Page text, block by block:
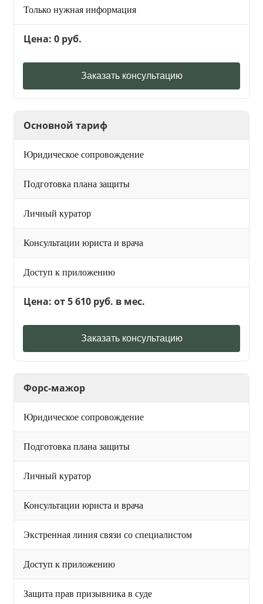
Только нужная информация
Цена: 0 руб.
Заказать консультацию
Основной тариф
Юридическое сопровождение
Подготовка плана защиты
Личный куратор
Консультации юриста и врача
Доступ к приложению
Цена: от 5 610 руб. в мес.
Заказать консультацию
Форс-мажор
Юридическое сопровождение
Подготовка плана защиты
Личный куратор
Консультации юриста и врача
Экстренная линия связи со специалистом
Доступ к приложению
Защита прав призывника в суде